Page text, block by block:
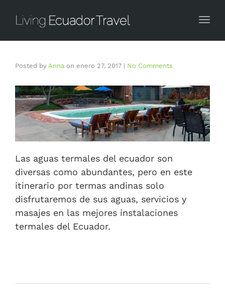
Posted by Anna on enero 27, 2017 | No Comments
Las aguas termales del ecuador son
diversas como abundantes, pero en este
itinerario por termas andinas solo
disfrutaremos de sus aguas, servicios y
masajes en las mejores instalaciones
termales del Ecuador.